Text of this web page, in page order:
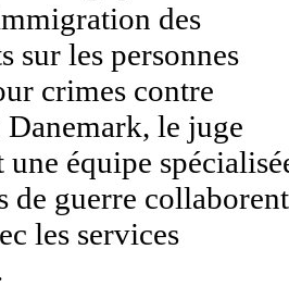
des
sur les personnes
crimes contre
le juge
équipe
de guerre collaborent
les services